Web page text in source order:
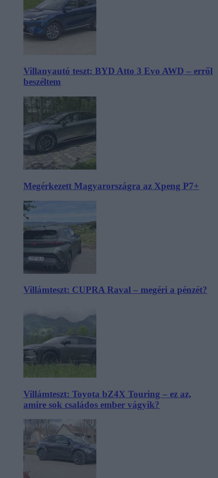
Villanyautó teszt: BYD Atto 3 Evo AWD – erről
beszéltem
Megérkezett Magyarországra az Xpeng P7+
Villámteszt: CUPRA Raval – megéri a pénzét?
Villámteszt: Toyota bZ4X Touring – ez az,
amire sok családos ember vágyik?